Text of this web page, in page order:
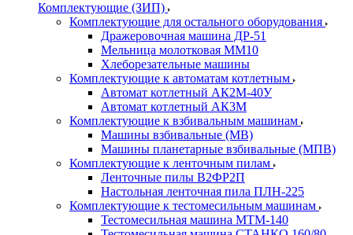
Комплектующие (ЗИП)
Комплектующие для остального оборудования
Дражеровочная машина ДР-51
Мельница молотковая ММ10
Хлеборезательные машины
Комплектующие к автоматам котлетным
Автомат котлетный АК2М-40У
Автомат котлетный АК3М
Комплектующие к взбивальным машинам
Машины взбивальные (МВ)
Машины планетарные взбивальные (МПВ)
Комплектующие к ленточным пилам
Ленточные пилы В2ФР2П
Настольная ленточная пила ПЛН-225
Комплектующие к тестомесильным машинам
Тестомесильная машина МТМ-140